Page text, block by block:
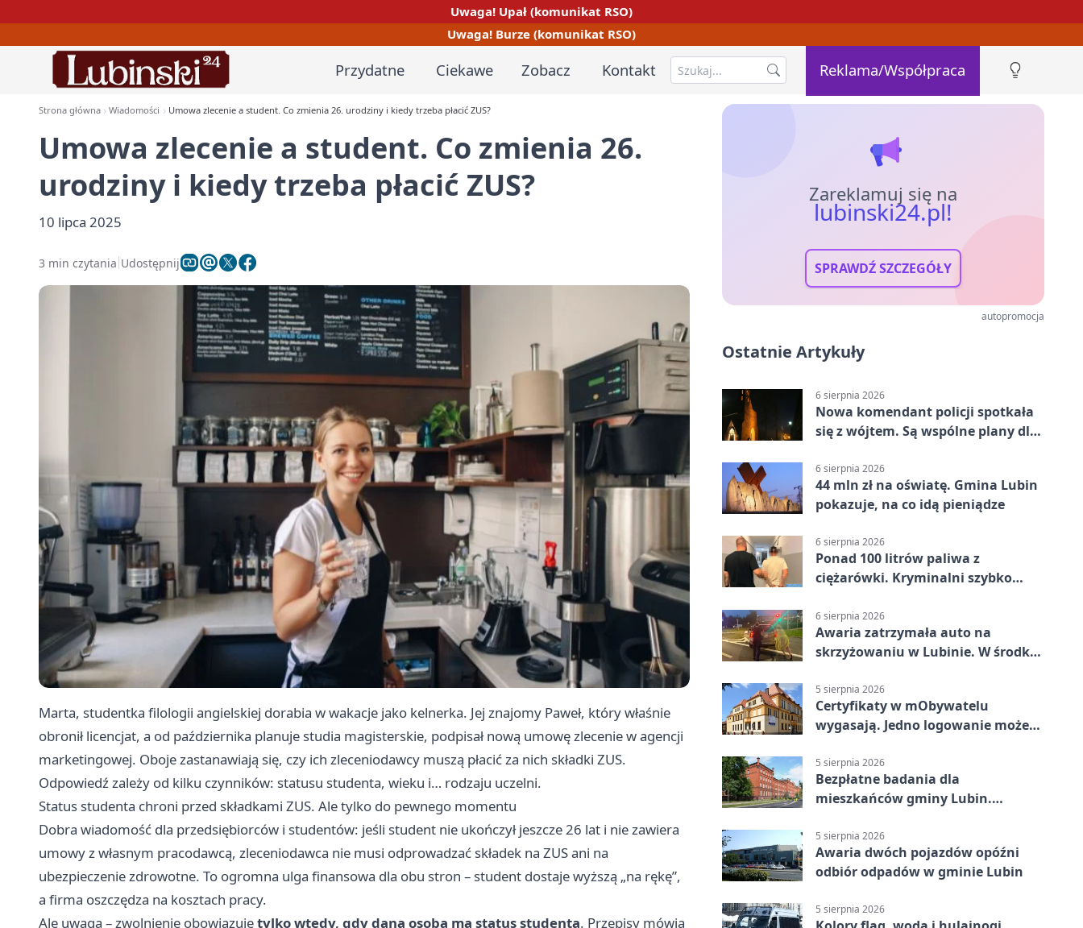
Uwaga! Upał (komunikat RSO)
Uwaga! Burze (komunikat RSO)
Przydatne Ciekawe Zobacz Kontakt Reklama/Współpraca
Strona główna Wiadomości Umowa zlecenie a student. Co zmienia 26. urodziny i kiedy trzeba płacić ZUS?
Umowa zlecenie a student. Co zmienia 26.
urodziny i kiedy trzeba płacić ZUS?
10 lipca 2025
3 min czytania Udostępnij
Marta, studentka filologii angielskiej dorabia w wakacje jako kelnerka. Jej znajomy Paweł, który właśnie
obronił licencjat, a od października planuje studia magisterskie, podpisał nową umowę zlecenie w agencji
marketingowej. Oboje zastanawiają się, czy ich zleceniodawcy muszą płacić za nich składki ZUS.
Odpowiedź zależy od kilku czynników: statusu studenta, wieku i… rodzaju uczelni.
Status studenta chroni przed składkami ZUS. Ale tylko do pewnego momentu
Dobra wiadomość dla przedsiębiorców i studentów: jeśli student nie ukończył jeszcze 26 lat i nie zawiera
umowy z własnym pracodawcą, zleceniodawca nie musi odprowadzać składek na ZUS ani na
ubezpieczenie zdrowotne. To ogromna ulga finansowa dla obu stron – student dostaje wyższą „na rękę”,
a firma oszczędza na kosztach pracy.
Ale uwaga – zwolnienie obowiązujetylko wtedy, gdy dana osoba ma status studenta. Przepisy mówią
Zareklamuj się na
lubinski24.pl!
SPRAWDŹ SZCZEGÓŁY
autopromocja
Ostatnie Artykuły
6 sierpnia 2026
Nowa komendant policji spotkała
się z wójtem. Są wspólne plany dla
6 sierpnia 2026
44 mln zł na oświatę. Gmina Lubin
pokazuje, na co idą pieniądze
6 sierpnia 2026
Ponad 100 litrów paliwa z
ciężarówki. Kryminalni szybko
6 sierpnia 2026
Awaria zatrzymała auto na
skrzyżowaniu w Lubinie. W środku
5 sierpnia 2026
Certyfikaty w mObywatelu
wygasają. Jedno logowanie może
5 sierpnia 2026
Bezpłatne badania dla
mieszkańców gminy Lubin.
5 sierpnia 2026
Awaria dwóch pojazdów opóźni
odbiór odpadów w gminie Lubin
5 sierpnia 2026